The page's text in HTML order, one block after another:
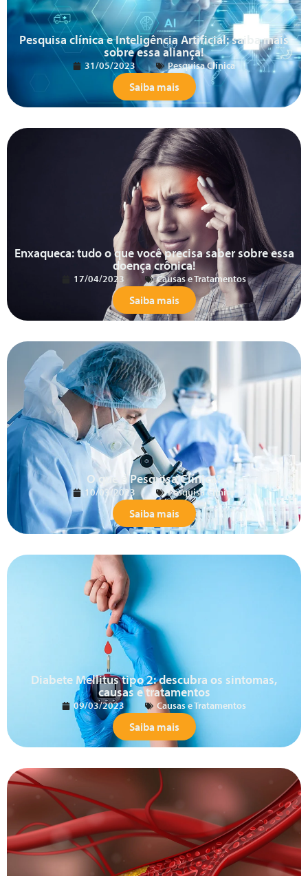
Pesquisa clínica e Inteligência Artificial: saiba mais
sobre essa aliança!
31/05/2023 Pesquisa Clínica
Saiba mais
Enxaqueca: tudo o que você precisa saber sobre essa
doença crônica!
17/04/2023 Causas e Tratamentos
Saiba mais
O que é Pesquisa Clínica?
10/03/2023 Pesquisa Clínica
Saiba mais
Diabete Mellitus tipo 2: descubra os sintomas,
causas e tratamentos
09/03/2023 Causas e Tratamentos
Saiba mais